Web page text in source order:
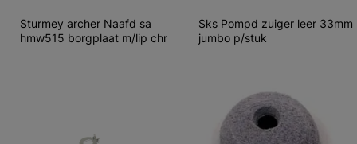
Sturmey archer Naafd sa
hmw515 borgplaat m/lip chr
Sks Pompd zuiger leer 33mm
jumbo p/stuk